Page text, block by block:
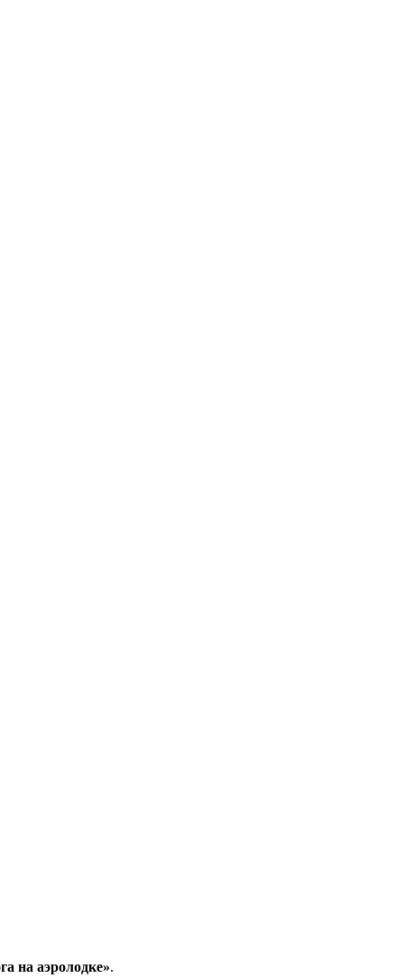
на аэролодке».